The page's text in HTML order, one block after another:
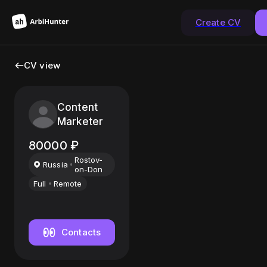
Create CV
CV view
Content
Marketer
80000 ₽
Russia
Rostov-
on-Don
Full
Remote
Contacts